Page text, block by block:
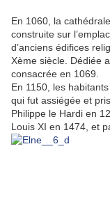
En 1060, la
construite sur
d’anciens édifices
Xème siècle. Dédiée
consacrée en 1069.
En 1150, les
qui fut assiégée et
Philippe le Hardi en
Louis XI en 1474, et